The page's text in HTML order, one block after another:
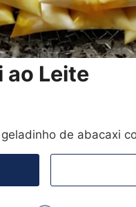
ao Leite
de abacaxi